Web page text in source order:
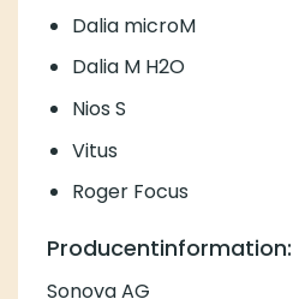
Dalia microM
Dalia M H2O
Nios S
Vitus
Roger Focus
Producentinformation:
Sonova AG